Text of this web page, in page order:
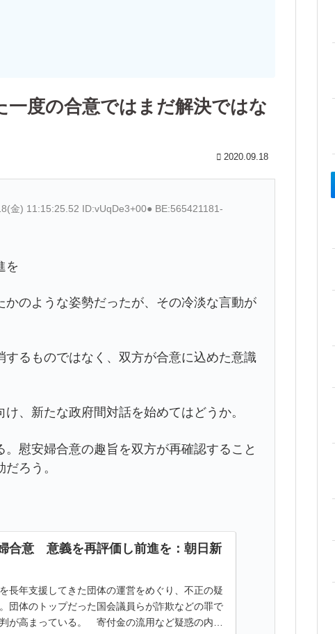
一度の合意ではまだ解決ではな
2020.09.18
金) 11:15:25.52 ID:vUqDe3+00● BE:565421181-
を
のような姿勢だったが、その冷淡な言動が
るものではなく、双方が合意に込めた意識
、新たな政府間対話を始めてはどうか。
慰安婦合意の趣旨を双方が再確認すること
ろう。
合意 意義を再評価し前進を：朝日新
長年支援してきた団体の運営をめぐり、不正の疑
団体のトップだった国会議員らが詐欺などの罪で
が高まっている。 寄付金の流用など疑惑の内容